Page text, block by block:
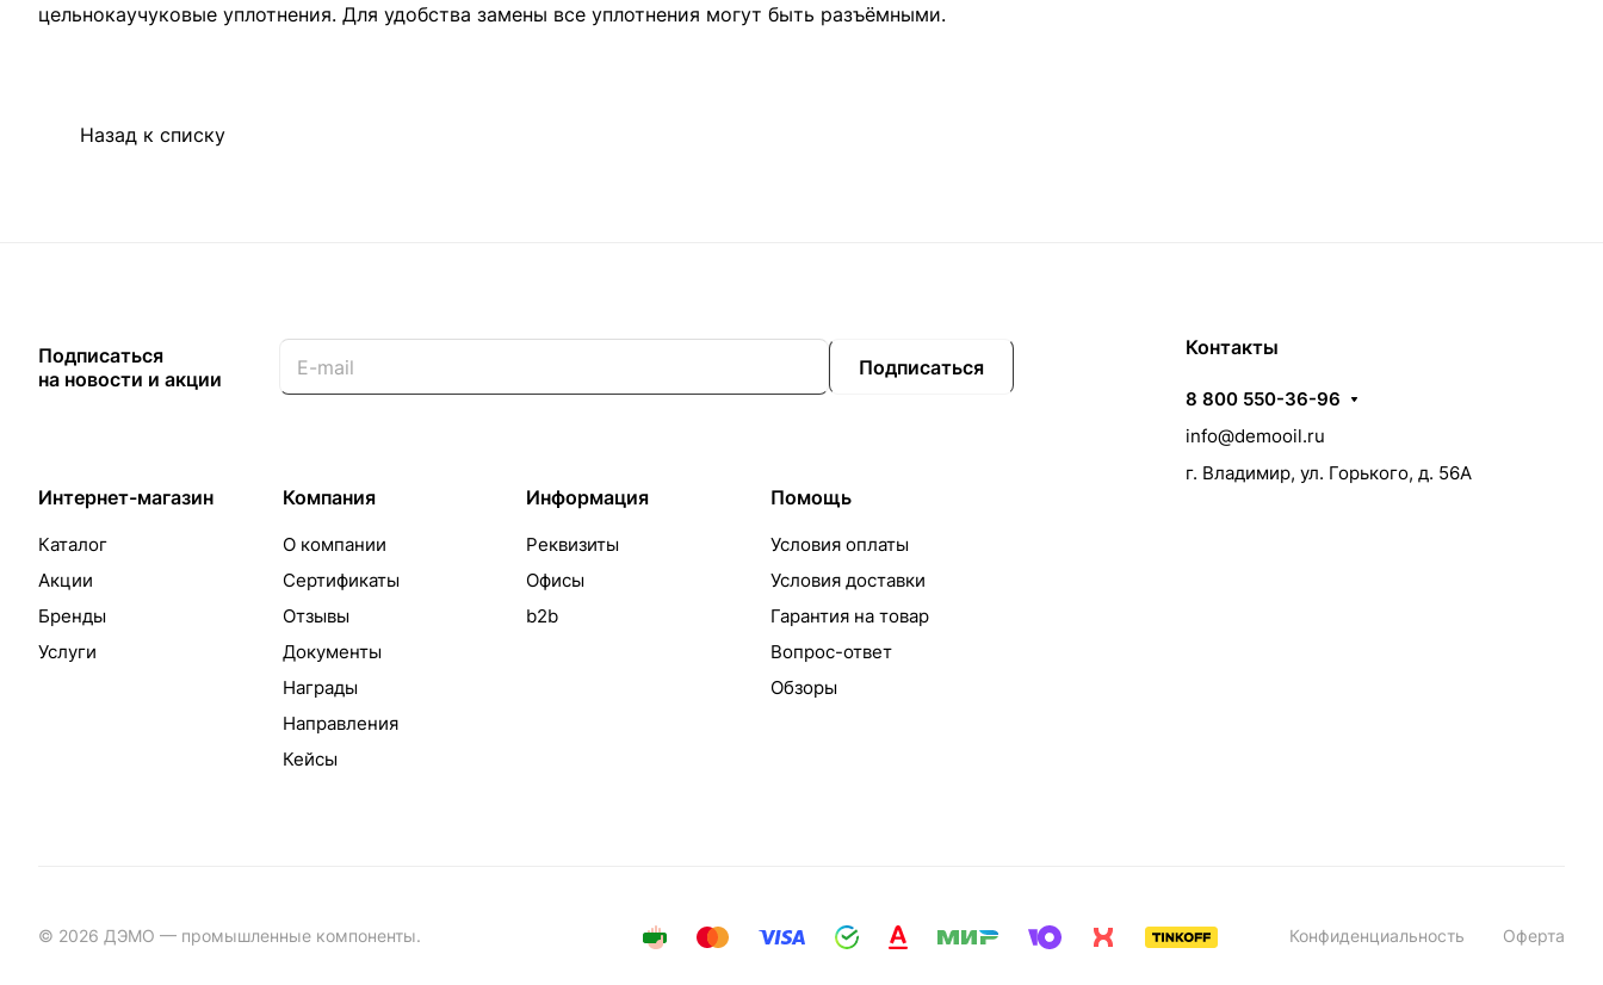
цельнокаучуковые уплотнения. Для удобства замены все уплотнения могут быть разъёмными.
Назад к списку
Подписаться
на новости и акции
Подписаться
Интернет-магазин
Каталог
Акции
Бренды
Услуги
Компания
О компании
Сертификаты
Отзывы
Документы
Награды
Направления
Кейсы
Информация
Реквизиты
Офисы
b2b
Помощь
Условия оплаты
Условия доставки
Гарантия на товар
Вопрос-ответ
Обзоры
Контакты
8 800 550-36-96
info@demooil.ru
г. Владимир, ул. Горького, д. 56А
© 2026 ДЭМО — промышленные компоненты. Конфиденциальность Оферта